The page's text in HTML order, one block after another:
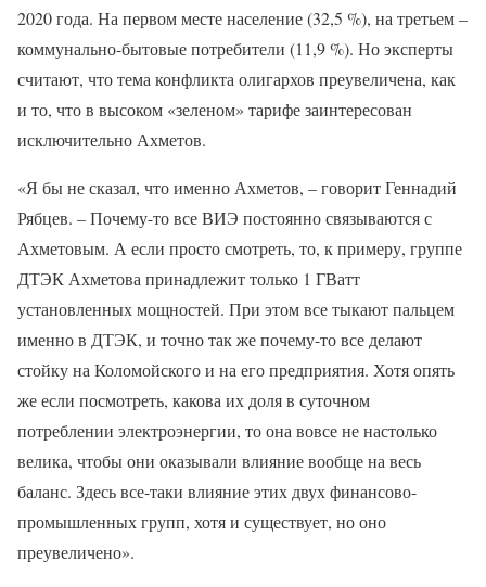
2020 года. На первом месте население (32,5 %), на третьем –
коммунально-бытовые потребители (11,9 %). Но эксперты
считают, что тема конфликта олигархов преувеличена, как
и то, что в высоком «зеленом» тарифе заинтересован
исключительно Ахметов.
«Я бы не сказал, что именно Ахметов, – говорит Геннадий
Рябцев. – Почему-то все ВИЭ постоянно связываются с
Ахметовым. А если просто смотреть, то, к примеру, группе
ДТЭК Ахметова принадлежит только 1 ГВатт
установленных мощностей. При этом все тыкают пальцем
именно в ДТЭК, и точно так же почему-то все делают
стойку на Коломойского и на его предприятия. Хотя опять
же если посмотреть, какова их доля в суточном
потреблении электроэнергии, то она вовсе не настолько
велика, чтобы они оказывали влияние вообще на весь
баланс. Здесь все-таки влияние этих двух финансово-
промышленных групп, хотя и существует, но оно
преувеличено».